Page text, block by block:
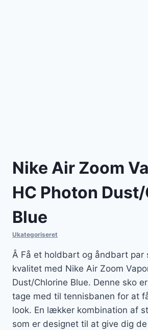
Nike Air Zoom
HC Photon
Blue
Ukategoriseret
Â Få et holdbart og åndbart par
kvalitet med Nike Air Zoom
Dust/Chlorine Blue. Denne sko
tage med til tennisbanen for at
look. En lækker kombination af
som er designet til at give dig